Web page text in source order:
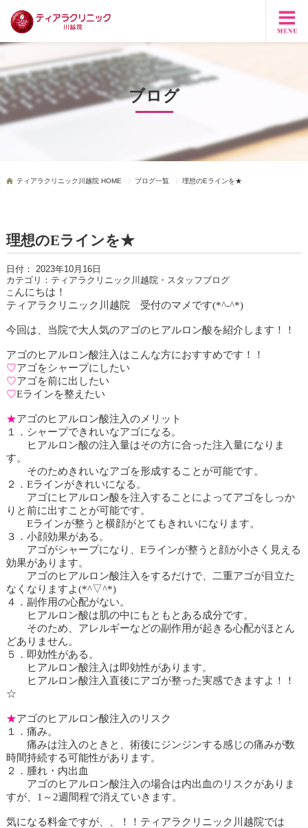
ブログ
ティアラクリニック川越院 HOME ブログ一覧 理想のEラインを★
理想のEラインを★
日付： 2023年10月16日
カテゴリ： ティアラクリニック川越院・スタッフブログ
こ んにちは！
ティアラクリニック川越院 受付のマメです(*^-^*)
今回は、当院で大人気のアゴのヒアルロン酸を紹介します！！
アゴのヒアルロン酸注入はこんな方におすすめです！！
♡アゴをシャープにしたい
♡アゴを前に出したい
♡Eラインを整えたい
★アゴのヒアルロン酸注入のメリット
１．シャープできれいなアゴになる。
ヒアルロン酸の注入量はその方に合った注入量になりま
す。
そのためきれいなアゴを形成することが可能です。
２． Eラインがきれいになる。
アゴにヒアルロン酸を注入することによってアゴをしっか
りと前に出すことが可能です。
Eラインが整うと横顔がとてもきれいになります。
３．小顔効果がある。
アゴがシャープになり、 Eラインが整うと顔が小さく見える
効果があります。
アゴのヒアルロン酸注入をするだけで、二重アゴが目立た
なくなりますよ(*^▽^*)
４．副作用の心配がない。
ヒアルロン酸は肌の中にもともとある成分です。
そのため、アレルギーなどの副作用が起きる心配がほとん
どありません。
５．即効性がある。
ヒアルロン酸注入は即効性があります。
ヒアルロン酸注入直後にアゴが整った実感できますよ！！
☆
★アゴのヒアルロン酸注入のリスク
１．痛み。
痛みは注入のときと、術後にジンジンする感じの痛みが数
時間持続する可能性があります。
２．腫れ・内出血
アゴのヒアルロン酸注入の場合は内出血のリスクがありま
すが、 1 ～ 2週間程で消えていきます。
気になる料金ですが、、！！ティアラクリニック川越院では